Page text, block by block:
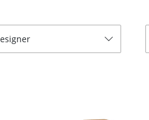
&
Nachttische &
Bettzubehör
... alle Betten